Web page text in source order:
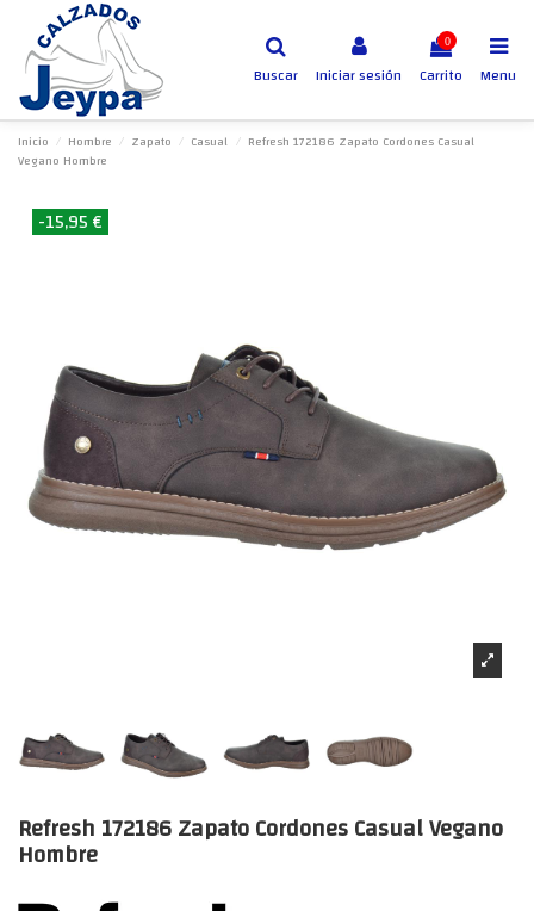
Buscar Iniciar sesión
0
Carrito Menu
Inicio Hombre Zapato Casual
Refresh 172186 Zapato Cordones Casual
Vegano Hombre
-15,95 €
Refresh 172186 Zapato Cordones Casual Vegano
Hombre